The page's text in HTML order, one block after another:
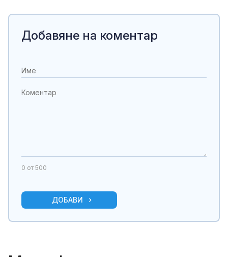
Добавяне на коментар
0 от 500
ДОБАВИ